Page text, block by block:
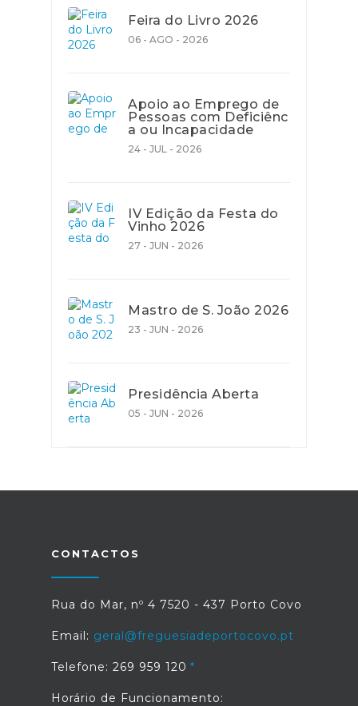
Feira do Livro 2026
06 - AGO - 2026
Apoio ao Emprego de
Pessoas com Deficiênc
a ou Incapacidade
24 - JUL - 2026
IV Edição da Festa do
Vinho 2026
27 - JUN - 2026
Mastro de S. João 2026
23 - JUN - 2026
Presidência Aberta
05 - JUN - 2026
CONTACTOS
Rua do Mar, nº 4 7520 - 437 Porto Covo
Email: geral@freguesiadeportocovo.pt
Telefone: 269 959 120
Horário de Funcionamento: